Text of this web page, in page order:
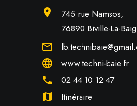
location_on
745 rue Namsos,
76890 Biville-La-
mail_outline
language
www.techni-baie.fr
phone
02 44 10 12 47
map
Itinéraire